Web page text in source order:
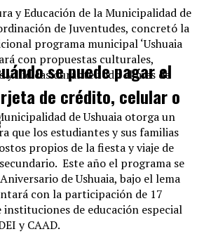
y Educación de la Municipalidad de
de Juventudes, concretó la
programa municipal ‘Ushuaia
con propuestas culturales,
y lúdicas durante todo el mes de
de Ushuaia otorga un
que los estudiantes y sus familias
propios de la fiesta y viaje de
Este año el programa se
de Ushuaia, bajo el lema
con la participación de 17
instituciones de educación especial
y CAAD.
se puede pagar el
de crédito, celular o